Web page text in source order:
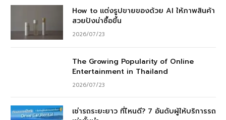
How to แต่งรูปขายของด้วย AI ให้ภาพสินค้า
สวยปังน่าซื้อขึ้น
2026/07/23
The Growing Popularity of Online
Entertainment in Thailand
2026/07/23
เช่ารถระยะยาว ที่ไหนดี? 7 อันดับผู้ให้บริการรถ